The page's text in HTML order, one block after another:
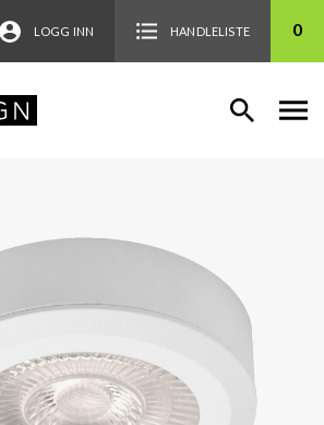
LOGG INN HANDLELISTE 0